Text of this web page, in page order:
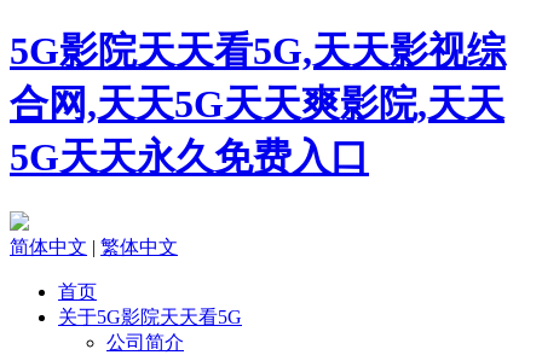
5G影院天天看5G,天天影视综
合网,天天5G天天爽影院,天天
5G天天永久免费入口
简体中文 | 繁体中文
首页
关于5G影院天天看5G
公司简介